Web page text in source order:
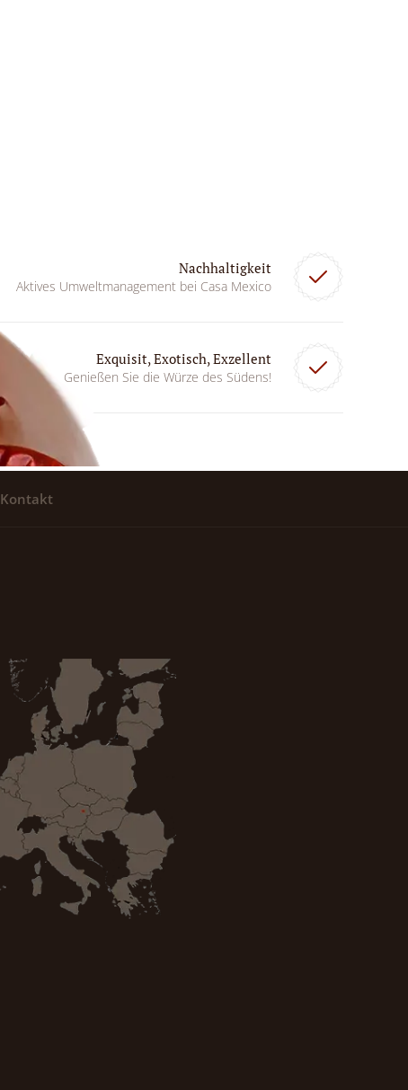
Nachhaltigkeit
Aktives Umweltmanagement bei Casa Mexico
Exquisit, Exotisch, Exzellent
Genießen Sie die Würze des Südens!
Kontakt